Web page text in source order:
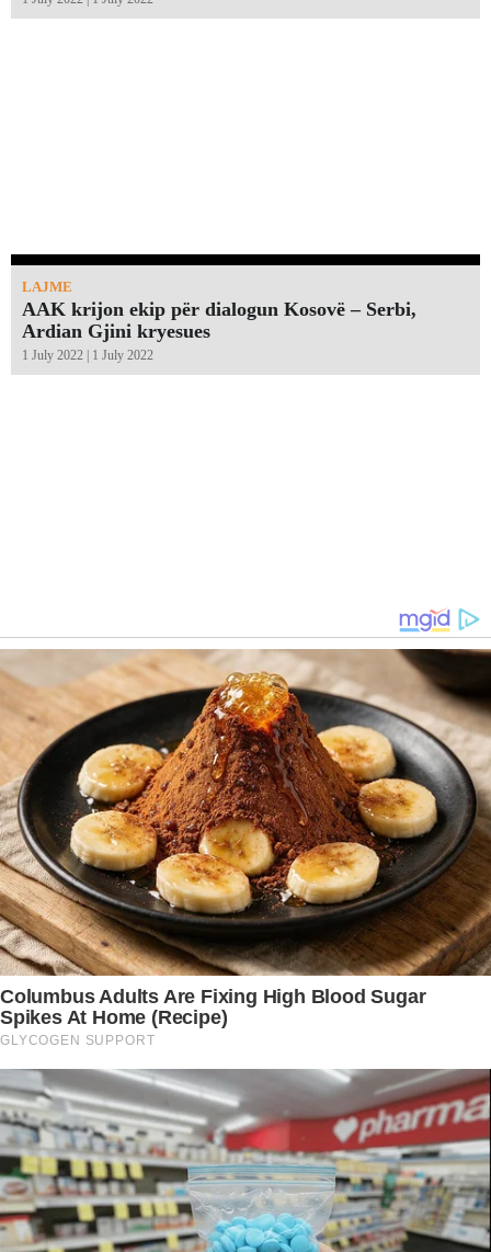
LAJME
AAK krijon ekip për dialogun Kosovë – Serbi,
Ardian Gjini kryesues
1 July 2022 | 1 July 2022